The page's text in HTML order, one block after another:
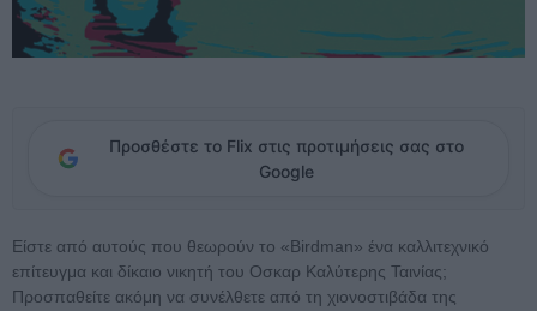
Προσθέστε το Flix στις προτιμήσεις σας στο
Google
Είστε από αυτούς που θεωρούν το «Birdman» ένα καλλιτεχνικό
επίτευγμα και δίκαιο νικητή του Οσκαρ Καλύτερης Ταινίας;
Προσπαθείτε ακόμη να συνέλθετε από τη χιονοστιβάδα της